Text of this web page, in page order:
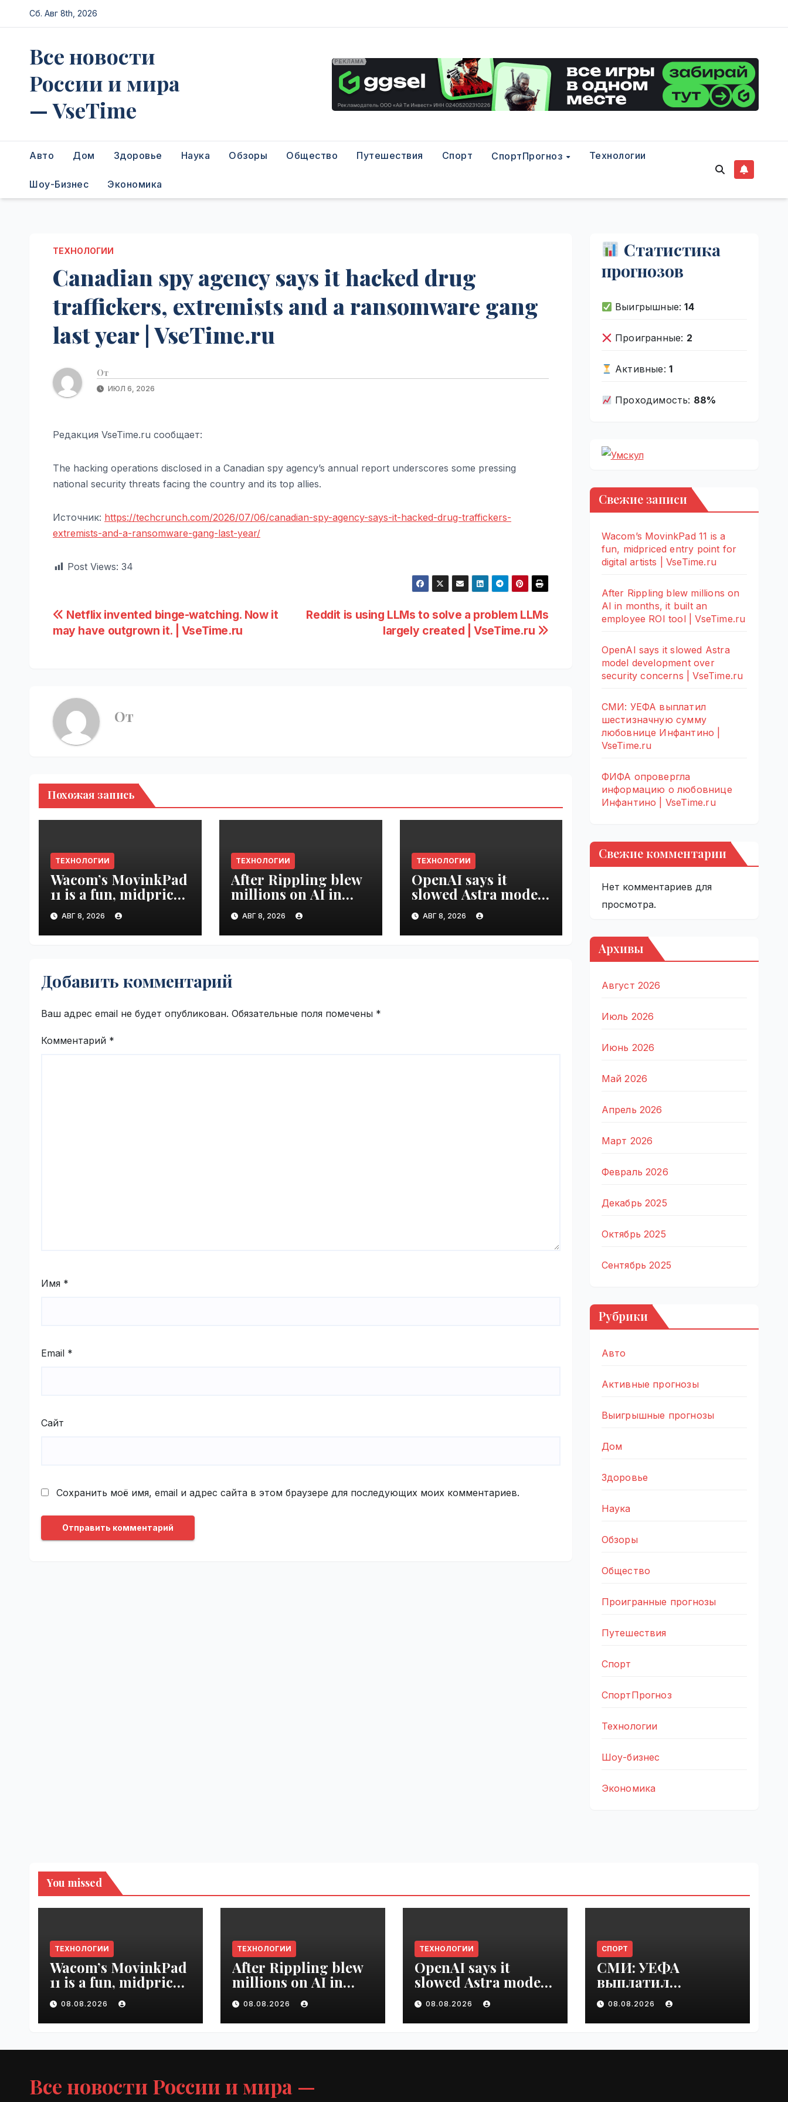
Перейти
к
Сб. Авг 8th, 2026
Все новости
России и мира
— VseTime
Авто Дом Здоровье Наука Обзоры Общество Путешествия Спорт СпортПрогноз Технологии
Шоу-Бизнес Экономика
ТЕХНОЛОГИИ
Canadian spy agency says it hacked drug
traffickers, extremists and a ransomware gang
last year | VseTime.ru
От
ИЮЛ 6, 2026
Редакция VseTime.ru сообщает:
The hacking operations disclosed in a Canadian spy agency’s annual report underscores some pressing
national security threats facing the country and its top allies.
Источник: https://techcrunch.com/2026/07/06/canadian-spy-agency-says-it-hacked-drug-traffickers-
extremists-and-a-ransomware-gang-last-year/
Post Views: 34
Навигация
по
Reddit is using LLMs to solve a problem LLMs
largely created | VseTime.ru
Netflix invented binge-watching. Now it
may have outgrown it. | VseTime.ru
От
Похожая запись
ТЕХНОЛОГИИ
Wacom’s MovinkPad
11 is a fun, midpriced
entry point for
digital artists |
VseTime.ru
АВГ 8, 2026
ТЕХНОЛОГИИ
After Rippling blew
millions on AI in
months, it built an
employee ROI tool |
VseTime.ru
АВГ 8, 2026
ТЕХНОЛОГИИ
OpenAI says it
slowed Astra model
development over
security concerns |
VseTime.ru
АВГ 8, 2026
Добавить комментарий
Ваш адрес email не будет опубликован. Обязательные поля помечены *
Комментарий *
Имя *
Email *
Сайт
Сохранить моё имя, email и адрес сайта в этом браузере для последующих моих комментариев.
Статистика
прогнозов
Выигрышные:14
Проигранные: 2
Активные: 1
Проходимость: 88%
Свежие записи
Wacom’s MovinkPad 11 is a
fun, midpriced entry point for
digital artists | VseTime.ru
After Rippling blew millions on
AI in months, it built an
employee ROI tool | VseTime.ru
OpenAI says it slowed Astra
model development over
security concerns | VseTime.ru
СМИ: УЕФА выплатил
шестизначную сумму
любовнице Инфантино |
VseTime.ru
ФИФА опровергла
информацию о любовнице
Инфантино | VseTime.ru
Свежие комментарии
Нет комментариев для
просмотра.
Архивы
Август 2026
Июль 2026
Июнь 2026
Май 2026
Апрель 2026
Март 2026
Февраль 2026
Декабрь 2025
Октябрь 2025
Сентябрь 2025
Рубрики
Авто
Активные прогнозы
Выигрышные прогнозы
Дом
Здоровье
Наука
Обзоры
Общество
Проигранные прогнозы
Путешествия
Спорт
СпортПрогноз
Технологии
Шоу-бизнес
Экономика
You missed
ТЕХНОЛОГИИ
Wacom’s MovinkPad
11 is a fun, midpriced
entry point for
digital artists |
VseTime.ru
08.08.2026
ТЕХНОЛОГИИ
After Rippling blew
millions on AI in
months, it built an
employee ROI tool |
VseTime.ru
08.08.2026
ТЕХНОЛОГИИ
OpenAI says it
slowed Astra model
development over
security concerns |
VseTime.ru
08.08.2026
СПОРТ
СМИ: УЕФА
выплатил
шестизначную
сумму любовнице
Инфантино |
08.08.2026
Все новости России и мира —